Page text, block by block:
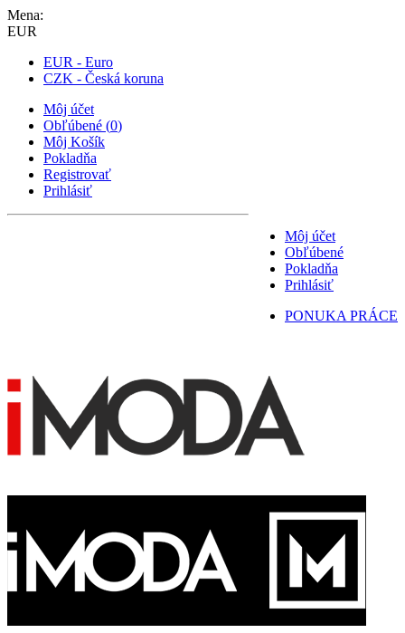
Mena:
EUR
EUR - Euro
CZK - Česká koruna
Môj účet
Obľúbené (0)
Môj Košík
Pokladňa
Registrovať
Prihlásiť
Môj účet
Obľúbené
Pokladňa
Prihlásiť
PONUKA PRÁCE